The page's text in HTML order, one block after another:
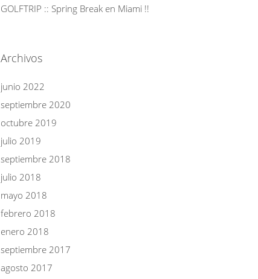
GOLFTRIP :: Spring Break en Miami !!
Archivos
junio 2022
septiembre 2020
octubre 2019
julio 2019
septiembre 2018
julio 2018
mayo 2018
febrero 2018
enero 2018
septiembre 2017
agosto 2017